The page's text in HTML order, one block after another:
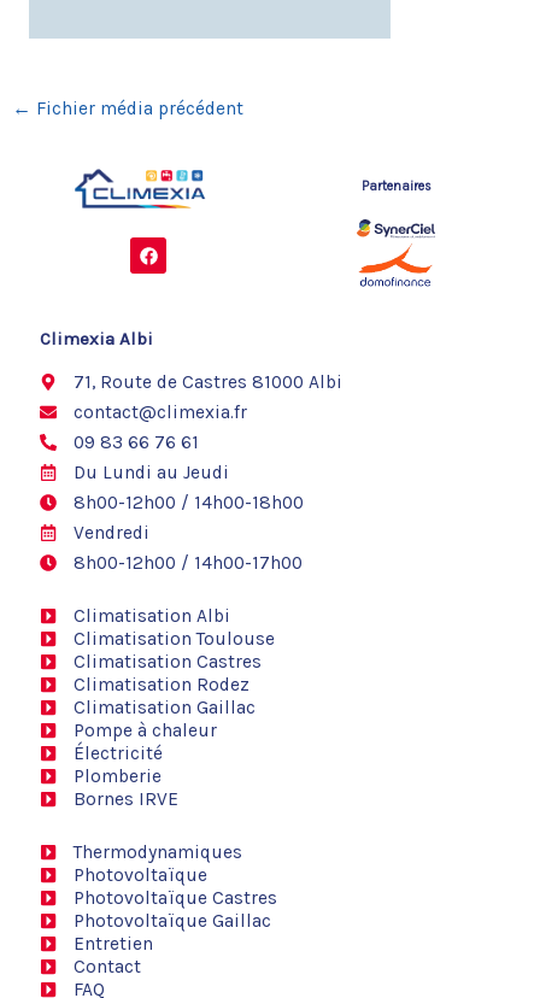
← Fichier média précédent
F
a
c
o
Partenaires
Climexia Albi
71, Route de Castres 81000 Albi
contact@climexia.fr
09 83 66 76 61
Du Lundi au Jeudi
8h00-12h00 / 14h00-18h00
Vendredi
8h00-12h00 / 14h00-17h00
Climatisation Albi
Climatisation Toulouse
Climatisation Castres
Climatisation Rodez
Climatisation Gaillac
Pompe à chaleur
Électricité
Plomberie
Bornes IRVE
Thermodynamiques
Photovoltaïque
Photovoltaïque Castres
Photovoltaïque Gaillac
Entretien
Contact
FAQ